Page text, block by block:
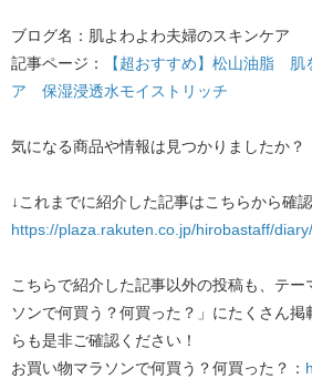
ブログ名：肌よわよわ夫婦のスキンケア
記事ページ：​
【超おすすめ】松山油脂 肌
ア 保湿浸透水モイストリッチ
気になる商品や情報は見つかりましたか？
↓これまでに紹介した記事はこちらから確
https://plaza.rakuten.co.jp/hirobastaff/
こちらで紹介した記事以外の投稿も、テー
ソンで何買う？何買った？」にたくさん
らも是非ご確認ください！
お買い物マラソンで何買う？何買った？：​